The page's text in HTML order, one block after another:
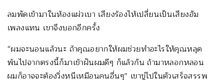
ลมพัดเข้ามาในห้องแผ่วเบา เสียงร้องไห้เปลี่ยนเป็นเสียงฮัม
เพลงแทน เขาจึงบอกอีกครั้ง
“ผมจะนอนแล้วนะ ถ้าคุณอยากให้ผมช่วยทำอะไรให้คุณหลุด
พ้นไปจากตรงนี้ก็มาเข้าฝันผมดีๆ ก็แล้วกัน ถ้ามาหลอกหลอน
ผมก็อาจจะต้องวิ่งหนีเหมือนคนอื่นๆ” เขาขู่ไปในตัวเสร็จสรรพ